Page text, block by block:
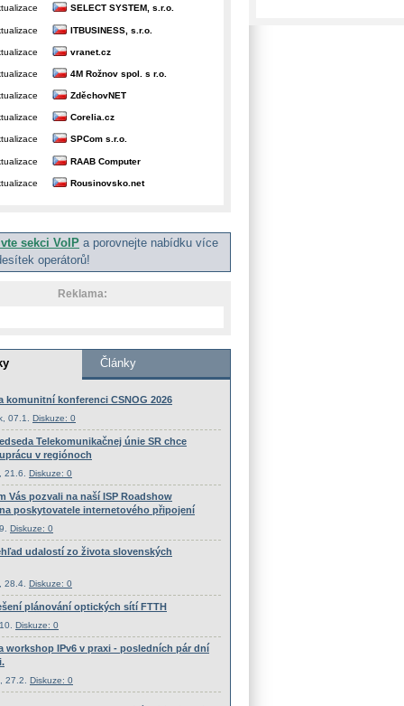
SELECT SYSTEM, s.r.o.
ITBUSINESS, s.r.o.
vranet.cz
4M Rožnov spol. s r.o.
ZděchovNET
Corelia.cz
SPCom s.r.o.
RAAB Computer
Rousinovsko.net
sekci VoIP a porovnejte nabídku více
operátorů!
Reklama: